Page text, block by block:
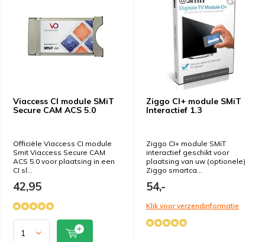
Viaccess CI module SMiT
Secure CAM ACS 5.0
Officiële Viaccess CI module
Smit Viaccess Secure CAM
ACS 5.0 voor plaatsing in een
CI sl...
42,95
Ziggo CI+ module SMiT
Interactief 1.3
Ziggo CI+ module SMiT
interactief geschikt voor
plaatsing van uw (optionele)
Ziggo smartca...
54,-
Klik voor verzendinformatie